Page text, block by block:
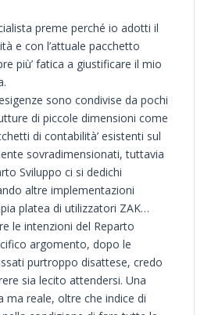
preme perché io adotti il
e con l’attuale pacchetto
più’ fatica a giustificare il mio
sono condivise da pochi
di piccole dimensioni come
di contabilità’ esistenti sul
sovradimensionati, tuttavia
Sviluppo ci si dedichi
altre implementazioni
platea di utilizzatori ZAK…
le intenzioni del Reparto
argomento, dopo le
purtroppo disattese, credo
sia lecito attendersi. Una
ma reale, oltre che indice di